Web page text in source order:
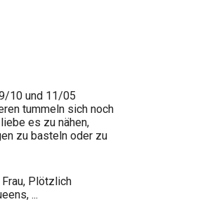
10 und 11/05
tummeln sich noch
es zu nähen,
zu basteln oder zu
Plötzlich
...